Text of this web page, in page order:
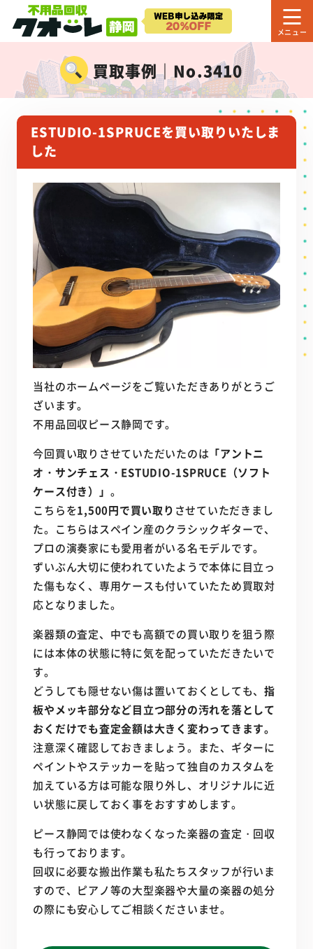
買取事例｜No.3410
ESTUDIO-1SPRUCEを買い取りいたしま
した
当社のホームページをご覧いただきありがとうご
ざいます。
不用品回収ピース静岡です。
今回買い取りさせていただいたのは 「アントニ
オ・サンチェス・ESTUDIO-1SPRUCE（ソフト
ケース付き）」 。
こちらを1,500円で買い取り させていただきまし
た。こちらはスペイン産のクラシックギターで、
プロの演奏家にも愛用者がいる名モデルです。
ずいぶん大切に使われていたようで本体に目立っ
た傷もなく、専用ケースも付いていたため買取対
応となりました。
楽器類の査定、中でも高額での買い取りを狙う際
には本体の状態に特に気を配っていただきたいで
す。
どうしても隠せない傷は置いておくとしても、指
板やメッキ部分など目立つ部分の汚れを落として
おくだけでも査定金額は大きく変わってきます。
注意深く確認しておきましょう。また、ギターに
ペイントやステッカーを貼って独自のカスタムを
加えている方は可能な限り外し、オリジナルに近
い状態に戻しておく事をおすすめします。
ピース静岡では使わなくなった楽器の査定・回収
も行っております。
回収に必要な搬出作業も私たちスタッフが行いま
すので、ピアノ等の大型楽器や大量の楽器の処分
の際にも安心してご相談くださいませ。